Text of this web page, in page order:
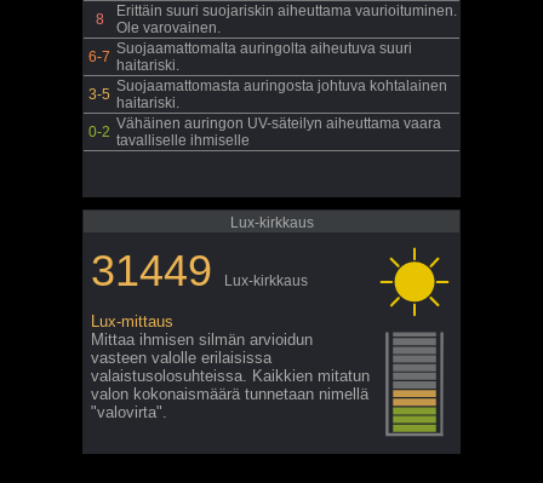
8
Erittäin suuri suojariskin aiheuttama vaurioituminen.
Ole varovainen.
6-7 Suojaamattomalta auringolta aiheutuva suuri
haitariski.
3-5 Suojaamattomasta auringosta johtuva kohtalainen
haitariski.
0-2 Vähäinen auringon UV-säteilyn aiheuttama vaara
tavalliselle ihmiselle
Lux-kirkkaus
31449 Lux-kirkkaus
Lux-mittaus
Mittaa ihmisen silmän arvioidun
vasteen valolle erilaisissa
valaistusolosuhteissa. Kaikkien mitatun
valon kokonaismäärä tunnetaan nimellä
"valovirta".